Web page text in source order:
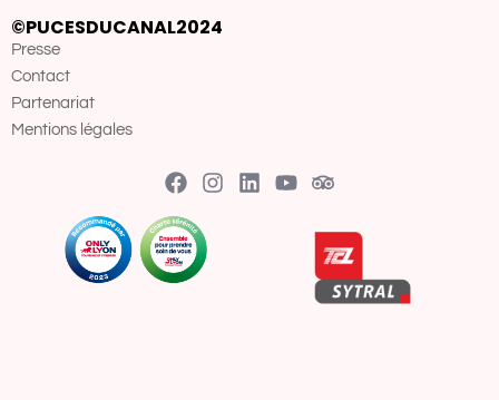
©PUCESDUCANAL2024
Presse
Contact
Partenariat
Mentions légales